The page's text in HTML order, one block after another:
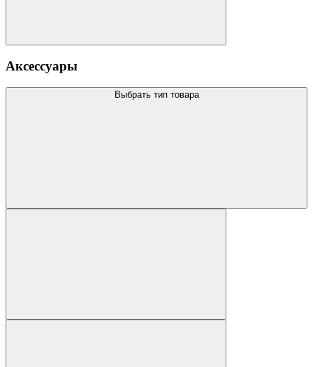
Аксессуары
Выбрать тип товара